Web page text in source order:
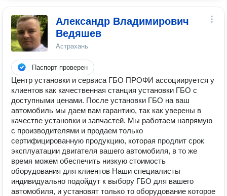
Александр Владимирович
Ведяшев
Астрахань
Паспорт проверен
Центр установки и сервиса ГБО ПРОФИ ассоциируется у
клиентов как качественная станция установки ГБО с
доступными ценами. После установки ГБО на ваш
автомобиль мы даем вам гарантию, так как уверены в
качестве установки и запчастей. Мы работаем напрямую
с производителями и продаем только
сертифицированную продукцию, которая продлит срок
эксплуатации двигателя вашего автомобиля, в то же
время можем обеспечить низкую стоимость
оборудования для клиентов Наши специалисты
индивидуально подойдут к выбору ГБО для вашего
автомобиля, и установят только то оборудование которое